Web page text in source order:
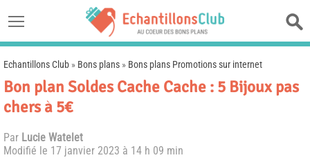
Echantillons Club » Bons plans » Bons plans Promotions sur internet
Bon plan Soldes Cache Cache : 5 Bijoux pas
chers à 5€
Par Lucie Watelet
Modifié le 17 janvier 2023 à 14 h 09 min